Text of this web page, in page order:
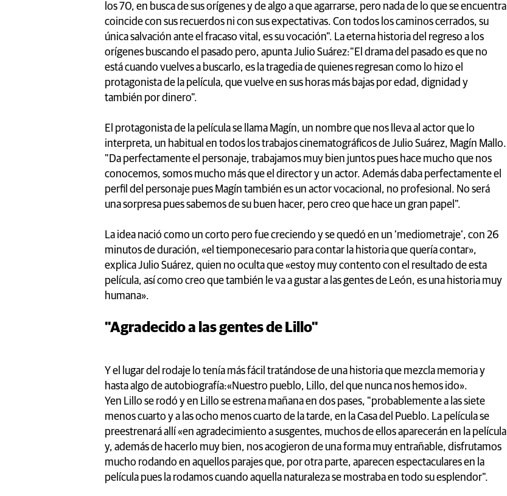
los 70, en busca de sus orígenes y de algo a que agarrarse, pero nada de lo que se encuentra
coincide con sus recuerdos ni con sus expectativas. Con todos los caminos cerrados, su
única salvación ante el fracaso vital, es su vocación". La eterna historia del regreso a los
orígenes buscando el pasado pero, apunta Julio Suárez:"El drama del pasado es que no
está cuando vuelves a buscarlo, es la tragedia de quienes regresan como lo hizo el
protagonista de la película, que vuelve en sus horas más bajas por edad, dignidad y
también por dinero".
El protagonista de la película se llama Magín, un nombre que nos lleva al actor que lo
interpreta, un habitual en todos los trabajos cinematográficos de Julio Suárez, Magín Mallo.
"Da perfectamente el personaje, trabajamos muy bien juntos pues hace mucho que nos
conocemos, somos mucho más que el director y un actor. Además daba perfectamente el
perfil del personaje pues Magín también es un actor vocacional, no profesional. No será
una sorpresa pues sabemos de su buen hacer, pero creo que hace un gran papel".
La idea nació como un corto pero fue creciendo y se quedó en un ‘mediometraje’, con 26
minutos de duración, «el tiemponecesario para contar la historia que quería contar»,
explica Julio Suárez, quien no oculta que «estoy muy contento con el resultado de esta
película, así como creo que también le va a gustar a las gentes de León, es una historia muy
humana».
"Agradecido a las gentes de Lillo"
Y el lugar del rodaje lo tenía más fácil tratándose de una historia que mezcla memoria y
hasta algo de autobiografía:«Nuestro pueblo, Lillo, del que nunca nos hemos ido».
Yen Lillo se rodó y en Lillo se estrena mañana en dos pases, "probablemente a las siete
menos cuarto y a las ocho menos cuarto de la tarde, en la Casa del Pueblo. La película se
preestrenará allí «en agradecimiento a susgentes, muchos de ellos aparecerán en la película
y, además de hacerlo muy bien, nos acogieron de una forma muy entrañable, disfrutamos
mucho rodando en aquellos parajes que, por otra parte, aparecen espectaculares en la
película pues la rodamos cuando aquella naturaleza se mostraba en todo su esplendor".